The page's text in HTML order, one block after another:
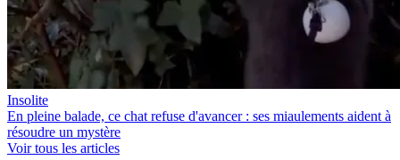
Insolite
En pleine balade, ce chat refuse d'avancer : ses miaulements aident à
résoudre un mystère
Voir tous les articles